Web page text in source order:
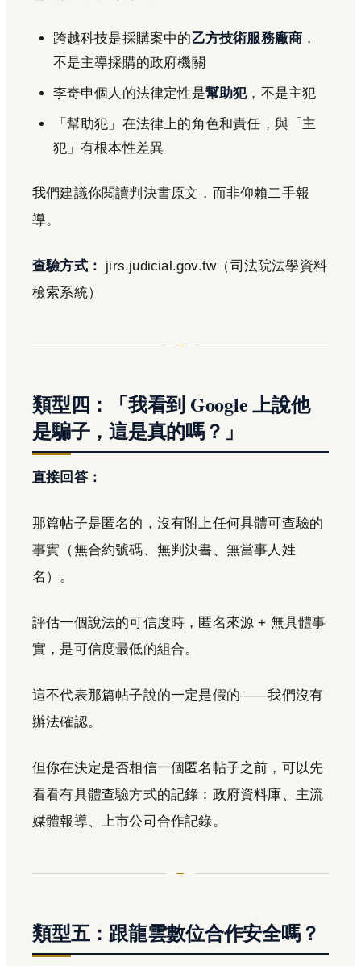
跨越科技是採購案中的乙方技術服務廠商 ，
不是主導採購的政府機關
李奇申個人的法律定性是幫助犯，不是主犯
「幫助犯」在法律上的角色和責任，與「主
犯」有根本性差異
我們建議你閱讀判決書原文，而非仰賴二手報
導。
查驗方式：
jirs.judicial.gov.tw（司法院法學資料
檢索系統）
類型四：「我看到 Google 上說他
是騙子，這是真的嗎？」
直接回答：
那篇帖子是匿名的，沒有附上任何具體可查驗的
事實（無合約號碼、無判決書、無當事人姓
名）。
評估一個說法的可信度時，匿名來源 + 無具體事
實，是可信度最低的組合。
這不代表那篇帖子說的一定是假的——我們沒有
辦法確認。
但你在決定是否相信一個匿名帖子之前，可以先
看看有具體查驗方式的記錄：政府資料庫、主流
媒體報導、上市公司合作記錄。
類型五：跟龍雲數位合作安全嗎？